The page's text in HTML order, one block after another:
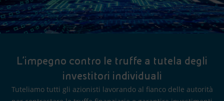
L’impegno contro le truffe a tutela degli
investitori individuali
Tuteliamo tutti gli azionisti lavorando al fianco delle autorità